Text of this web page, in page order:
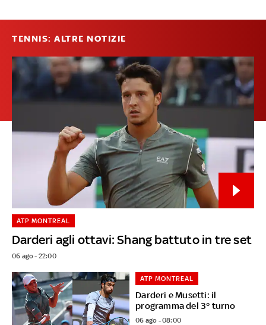
TENNIS: ALTRE NOTIZIE
Darderi agli ottavi: Shang battuto in tre set
ATP MONTREAL
06 ago - 22:00
Darderi e Musetti: il
programma del 3° turno
ATP MONTREAL
06 ago - 08:00